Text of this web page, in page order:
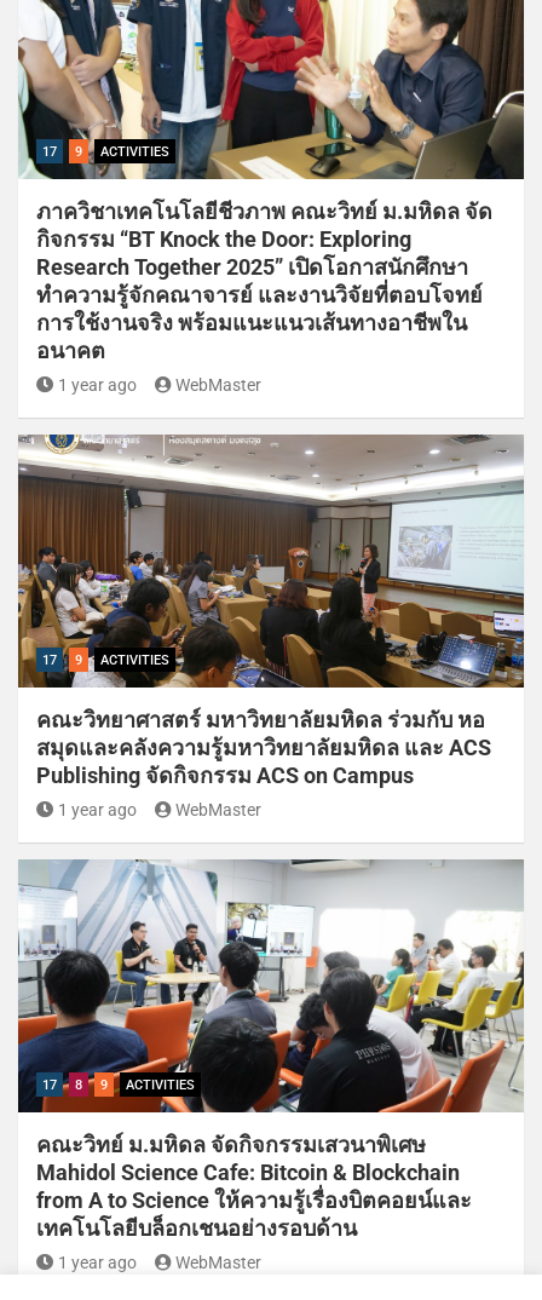
17 9 ACTIVITIES
ภาควิชาเทคโนโลยีชีวภาพ คณะวิทย์ ม.มหิดล จัด
กิจกรรม “BT Knock the Door: Exploring
Research Together 2025” เปิดโอกาสนักศึกษา
ทำความรู้จักคณาจารย์ และงานวิจัยที่ตอบโจทย์
การใช้งานจริง พร้อมแนะแนวเส้นทางอาชีพใน
อนาคต
1 year ago WebMaster
17 9 ACTIVITIES
คณะวิทยาศาสตร์ มหาวิทยาลัยมหิดล ร่วมกับ หอ
สมุดและคลังความรู้มหาวิทยาลัยมหิดล และ ACS
Publishing จัดกิจกรรม ACS on Campus
1 year ago WebMaster
17 8 9 ACTIVITIES
คณะวิทย์ ม.มหิดล จัดกิจกรรมเสวนาพิเศษ
Mahidol Science Cafe: Bitcoin & Blockchain
from A to Science ให้ความรู้เรื่องบิตคอยน์และ
เทคโนโลยีบล็อกเชนอย่างรอบด้าน
1 year ago WebMaster